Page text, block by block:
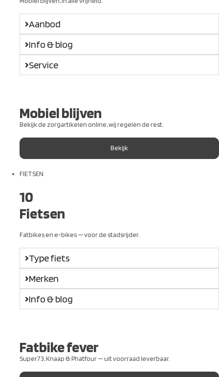
Aanbod
Info & blog
Service
Mobiel blijven
Bekijk de zorgartikelen online, wij regelen de rest.
Bekijk
FIETSEN
10
Fietsen
Fatbikes en e-bikes — voor de stadsrijder.
Type fiets
Merken
Info & blog
Fatbike fever
Super73, Knaap & Phatfour — uit voorraad leverbaar.